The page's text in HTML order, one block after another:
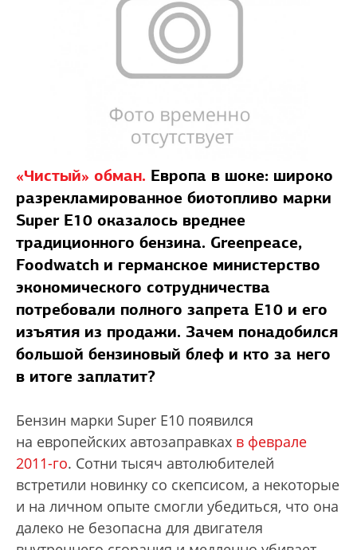
«Чистый» обман. Европа в шоке: широко
разрекламированное биотопливо марки
Super Е10 оказалось вреднее
традиционного бензина. Greenpеace,
Foodwatch и германское министерство
экономического сотрудничества
потребовали полного запрета E10 и его
изъятия из продажи. Зачем понадобился
большой бензиновый блеф и кто за него
в итоге заплатит?
Бензин марки Super E10 появился
на европейских автозаправках в феврале
2011-го. Сотни тысяч автолюбителей
встретили новинку со скепсисом, а некоторые
и на личном опыте смогли убедиться, что она
далеко не безопасна для двигателя